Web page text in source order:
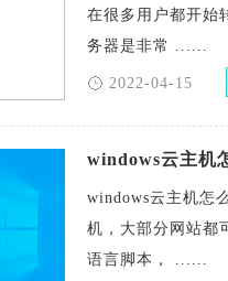
在很多用户都开始
务器是非常 ......
2022-04-15
windows云主机
windows云主机怎
机，大部分网站都
语言脚本， ......